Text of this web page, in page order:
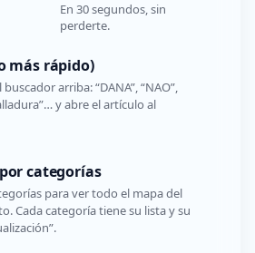
En 30 segundos, sin
perderte.
más rápido)
buscador arriba: “DANA”, “NAO”,
y abre el artículo al
categorías
para ver todo el mapa del
Cada categoría tiene su lista y su